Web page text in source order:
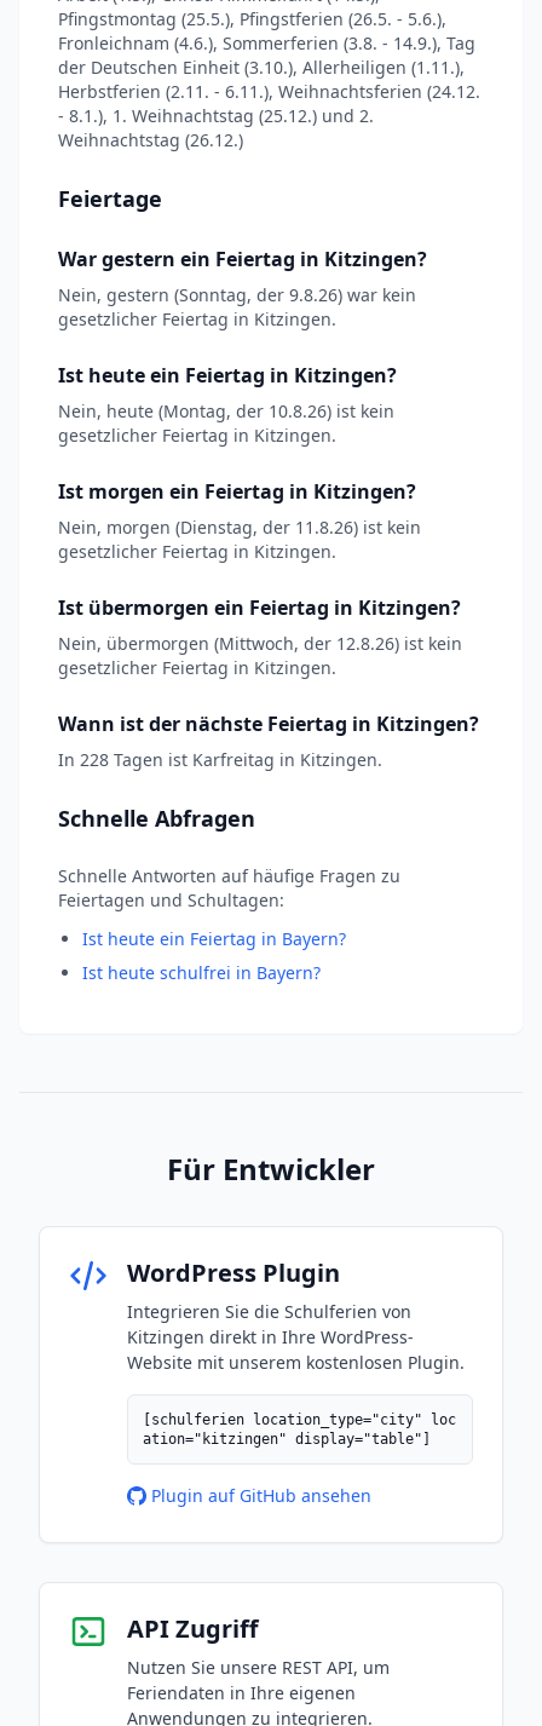
Pfingstmontag (25.5.), Pfingstferien (26.5. - 5.6.),
Fronleichnam (4.6.), Sommerferien (3.8. - 14.9.), Tag
der Deutschen Einheit (3.10.), Allerheiligen (1.11.),
Herbstferien (2.11. - 6.11.), Weihnachtsferien (24.12.
- 8.1.), 1. Weihnachtstag (25.12.) und 2.
Weihnachtstag (26.12.)
Feiertage
War gestern ein Feiertag in Kitzingen?
Nein, gestern (Sonntag, der 9.8.26) war kein
gesetzlicher Feiertag in Kitzingen.
Ist heute ein Feiertag in Kitzingen?
Nein, heute (Montag, der 10.8.26) ist kein
gesetzlicher Feiertag in Kitzingen.
Ist morgen ein Feiertag in Kitzingen?
Nein, morgen (Dienstag, der 11.8.26) ist kein
gesetzlicher Feiertag in Kitzingen.
Ist übermorgen ein Feiertag in Kitzingen?
Nein, übermorgen (Mittwoch, der 12.8.26) ist kein
gesetzlicher Feiertag in Kitzingen.
Wann ist der nächste Feiertag in Kitzingen?
In 228 Tagen ist Karfreitag in Kitzingen.
Schnelle Abfragen
Schnelle Antworten auf häufige Fragen zu
Feiertagen und Schultagen:
Ist heute ein Feiertag in Bayern?
Ist heute schulfrei in Bayern?
Für Entwickler
WordPress Plugin
Integrieren Sie die Schulferien von
Kitzingen direkt in Ihre WordPress-
Website mit unserem kostenlosen Plugin.
[schulferien location_type="city" loc
ation="kitzingen" display="table"]
Plugin auf GitHub ansehen
API Zugriff
Nutzen Sie unsere REST API, um
Feriendaten in Ihre eigenen
Anwendungen zu integrieren.